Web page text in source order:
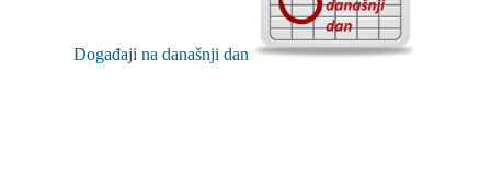
Događaji na današnji dan